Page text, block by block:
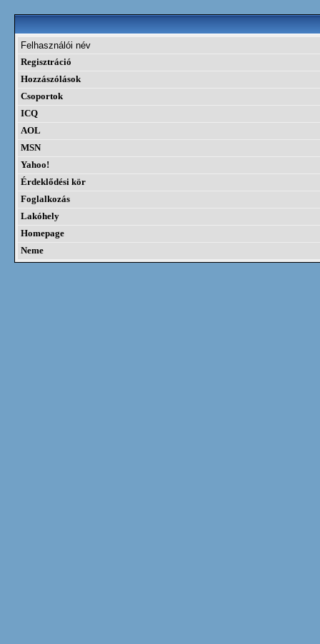
Felhasználói név
Regisztráció
Hozzászólások
Csoportok
ICQ
AOL
MSN
Yahoo!
Érdeklődési kör
Foglalkozás
Lakóhely
Homepage
Neme